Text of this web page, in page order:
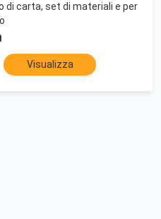
di carta, set di materiali e per
Visualizza